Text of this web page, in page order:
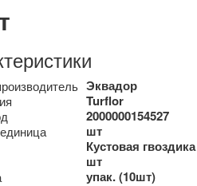
Эквадор
Turflor
2000000154527
шт
Кустовая гвоздика
шт
упак. (10шт)